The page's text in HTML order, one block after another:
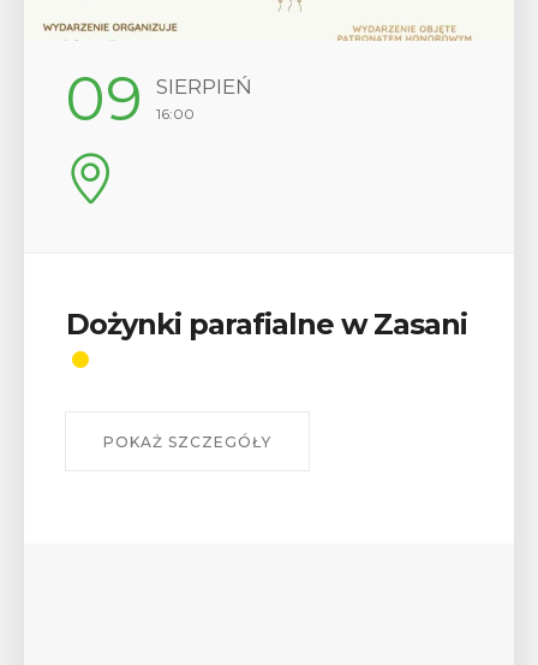
12 SIERPIEŃ
17:00
Wykład „Jak zdobyć
odznaki na myślenickich
W środę 12 sierpnia o godz. 17 w Miejskiej